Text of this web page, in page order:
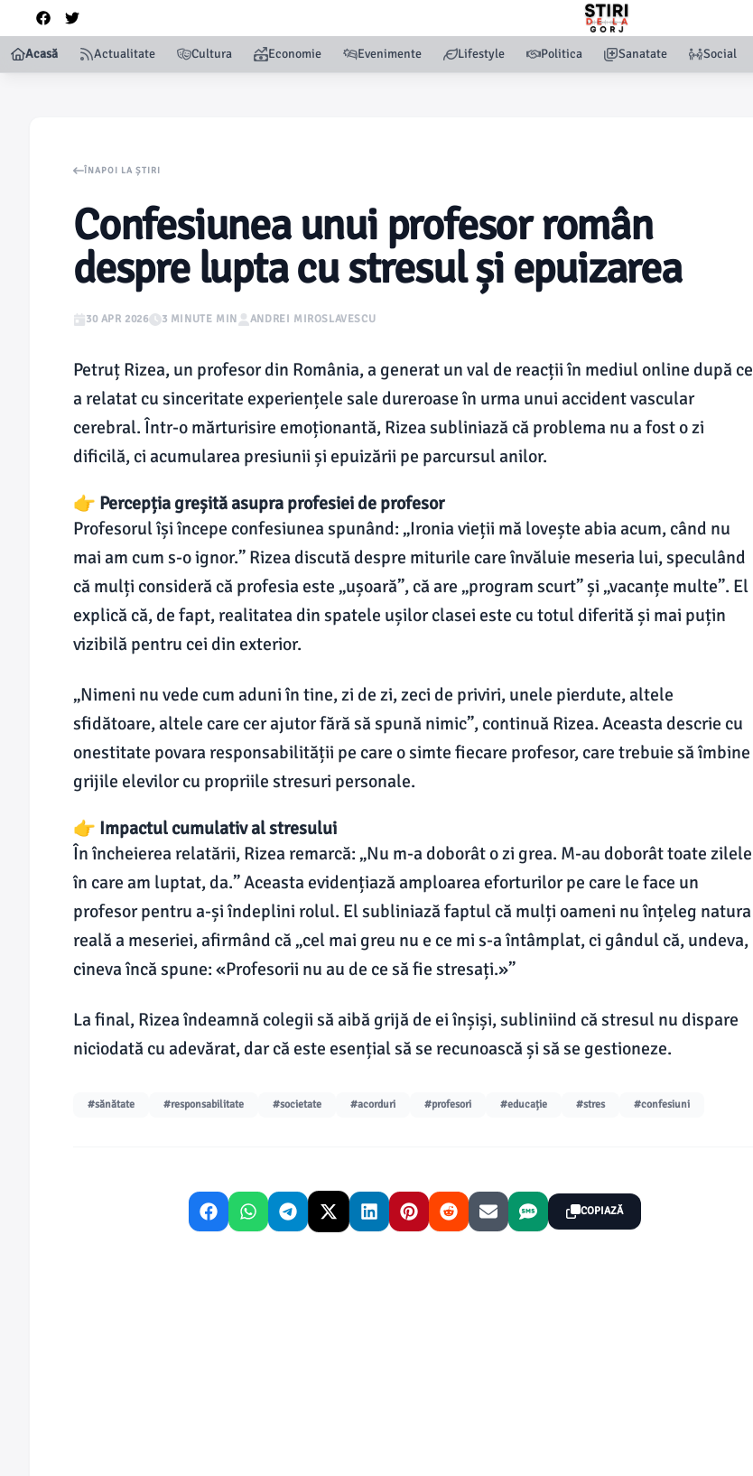
Acasă Actualitate Cultura Economie Evenimente Lifestyle Politica Sanatate Social
ÎNAPOI LA ȘTIRI
Confesiunea unui profesor român
despre lupta cu stresul și epuizarea
30 APR 2026 3 MINUTE MIN ANDREI MIROSLAVESCU
Petruț Rizea, un profesor din România, a generat un val de reacții în mediul online după ce
a relatat cu sinceritate experiențele sale dureroase în urma unui accident vascular
cerebral. Într-o mărturisire emoționantă, Rizea subliniază că problema nu a fost o zi
dificilă, ci acumularea presiunii și epuizării pe parcursul anilor.
👉 Percepția greșită asupra profesiei de profesor
Profesorul își începe confesiunea spunând: „Ironia vieții mă lovește abia acum, când nu
mai am cum s-o ignor.” Rizea discută despre miturile care învăluie meseria lui, speculând
că mulți consideră că profesia este „ușoară”, că are „program scurt” și „vacanțe multe”. El
explică că, de fapt, realitatea din spatele ușilor clasei este cu totul diferită și mai puțin
vizibilă pentru cei din exterior.
„Nimeni nu vede cum aduni în tine, zi de zi, zeci de priviri, unele pierdute, altele
sfidătoare, altele care cer ajutor fără să spună nimic”, continuă Rizea. Aceasta descrie cu
onestitate povara responsabilității pe care o simte fiecare profesor, care trebuie să îmbine
grijile elevilor cu propriile stresuri personale.
👉 Impactul cumulativ al stresului
În încheierea relatării, Rizea remarcă: „Nu m-a doborât o zi grea. M-au doborât toate zilele
în care am luptat, da.” Aceasta evidențiază amploarea eforturilor pe care le face un
profesor pentru a-și îndeplini rolul. El subliniază faptul că mulți oameni nu înțeleg natura
reală a meseriei, afirmând că „cel mai greu nu e ce mi s-a întâmplat, ci gândul că, undeva,
cineva încă spune: «Profesorii nu au de ce să fie stresați.»”
La final, Rizea îndeamnă colegii să aibă grijă de ei înșiși, subliniind că stresul nu dispare
niciodată cu adevărat, dar că este esențial să se recunoască și să se gestioneze.
#sănătate #responsabilitate #societate #acorduri #profesori #educație #stres #confesiuni
COPIAZĂ